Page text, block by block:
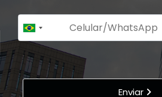
Brazil
+55
Enviar